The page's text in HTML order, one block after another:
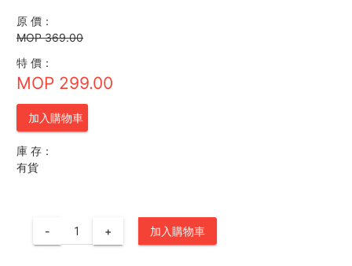
原 價：
MOP 369.00
特 價：
MOP 299.00
加入購物車
庫 存：
有貨
- + 加入購物車